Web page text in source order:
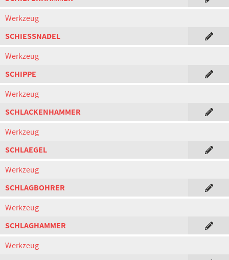
Werkzeug
SCHIESSNADEL
Werkzeug
SCHIPPE
Werkzeug
SCHLACKENHAMMER
Werkzeug
SCHLAEGEL
Werkzeug
SCHLAGBOHRER
Werkzeug
SCHLAGHAMMER
Werkzeug